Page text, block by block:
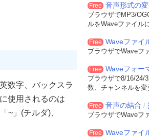
数字、バックスラ
使用されるのは
~」(チルダ)、
Free 音声形式の
ブラウザでMP3/
ルをWaveファイル
Free Waveファイ
ブラウザでWaveフ
Free Waveフォー
ブラウザで8/16/24/
数、チャンネルを変
Free 音声の結合 /
ブラウザでWaveフ
Free Waveファイ